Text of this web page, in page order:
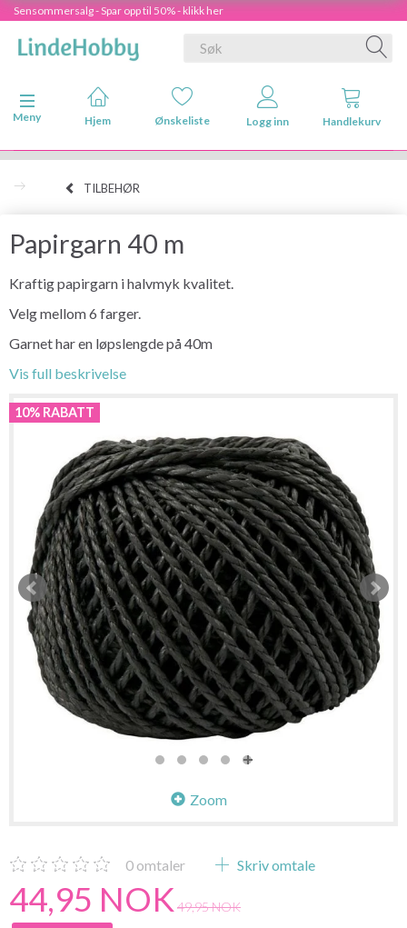
Sensommersalg - Spar opp til 50% - klikk her
Veksle navigasjon
Meny
Hjem Ønskeliste Logg inn Handlekurv
TILBEHØR
Papirgarn 40 m
Kraftig papirgarn i halvmyk kvalitet.
Velg mellom 6 farger.
Garnet har en løpslengde på 40m
Vis full beskrivelse
10% RABATT
Zoom
0 omtaler Skriv omtale
44,95 NOK 49,95 NOK